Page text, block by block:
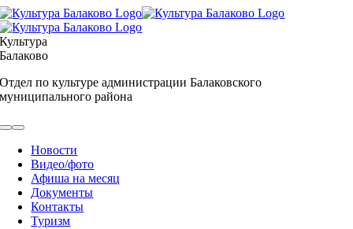
Skip
to
content
Культура
Балаково
Отдел по культуре администрации Балаковского
муниципального района
Toggle
NavigationНовости
Видео/фото
Афиша на месяц
Документы
Контакты
Туризм